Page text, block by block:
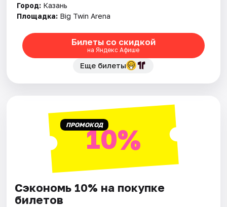
Рейтинги
Город: Казань
Площадка: Big Twin Arena
Билеты со скидкой
на Яндекс Афише
Еще билеты
ПРОМОКОД10%
Сэкономь 10% на покупке
билетов